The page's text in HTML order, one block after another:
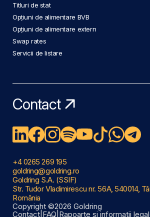
Titluri de stat
Opțiuni de alimentare BVB
Opțiuni de alimentare extern
Swap rates
Servicii de listare
Contact
+4 0265 269 195
goldring@goldring.ro
Goldring S.A. (SSIF)
Str. Tudor Vladimirescu nr. 56A, 540014,
România
Copyright ©2026 Goldring
Contact FAQ Rapoarte și informații